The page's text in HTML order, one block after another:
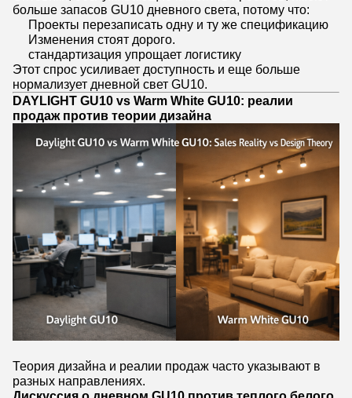
больше запасов GU10 дневного света, потому что:
Проекты перезаписать одну и ту же спецификацию
Изменения стоят дорого.
стандартизация упрощает логистику
Этот спрос усиливает доступность и еще больше
нормализует дневной свет GU10.
DAYLIGHT GU10 vs Warm White GU10: реалии
продаж против теории дизайна
Теория дизайна и реалии продаж часто указывают в
разных направлениях.